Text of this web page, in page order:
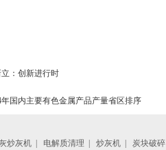
：创新进行时
年国内主要有色金属产品产量省区排序
炒灰机 电解质清理 炒灰机 炭块破碎